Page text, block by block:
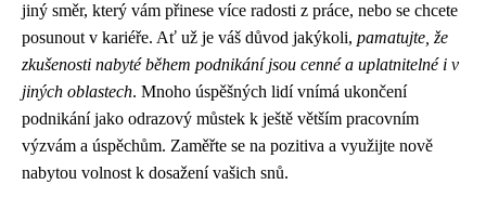
jiný směr, který vám přinese více radosti z práce, nebo se chcete
posunout v kariéře. Ať už je váš důvod jakýkoli, pamatujte, že
zkušenosti nabyté během podnikání jsou cenné a uplatnitelné i v
jiných oblastech. Mnoho úspěšných lidí vnímá ukončení
podnikání jako odrazový můstek k ještě větším pracovním
výzvám a úspěchům. Zaměřte se na pozitiva a využijte nově
nabytou volnost k dosažení vašich snů.